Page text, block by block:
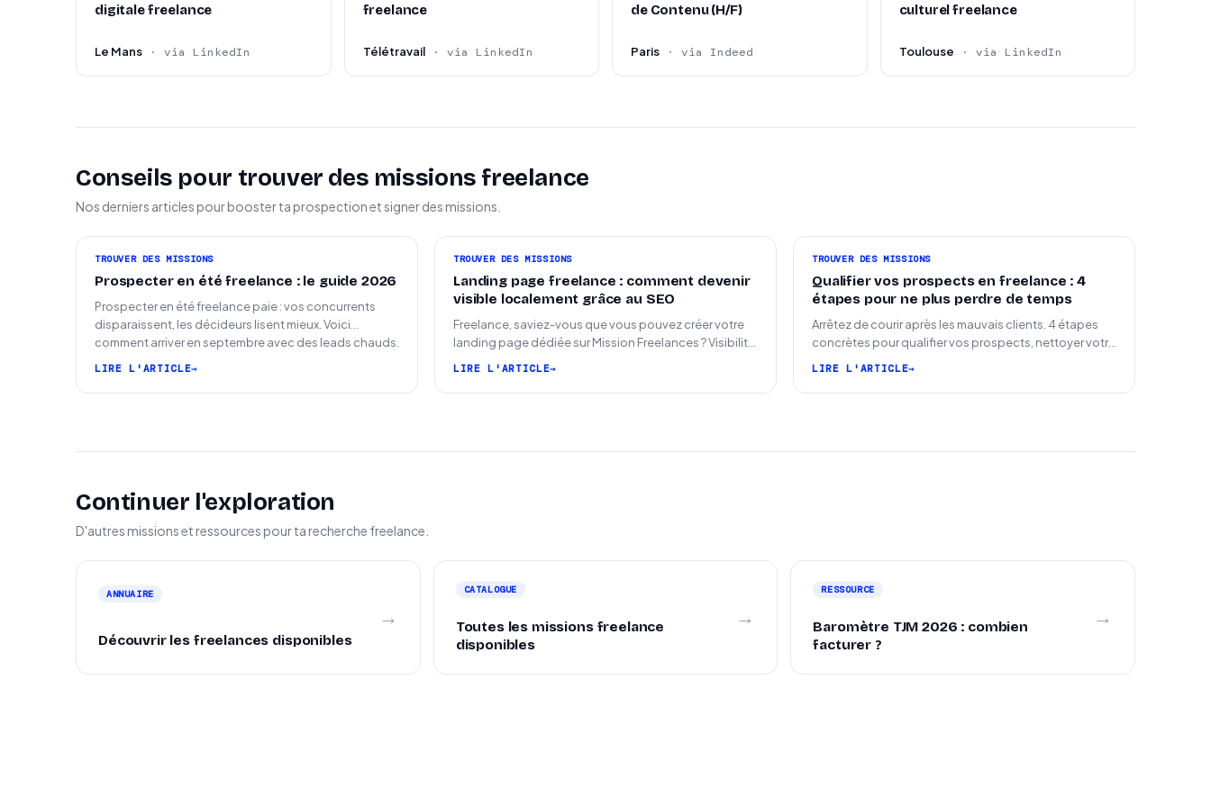
Capacité à évoluer dans un environnement exigeant et orienté image de marque.
digitale freelance
Le Mans · via LinkedIn
freelance
Télétravail · via LinkedIn
de Contenu (H/F)
Paris · via Indeed
culturel freelance
Toulouse · via LinkedIn
Conseils pour trouver des missions freelance
Nos derniers articles pour booster ta prospection et signer des missions.
TROUVER DES MISSIONS
Prospecter en été freelance : le guide 2026
Prospecter en été freelance paie : vos concurrents
disparaissent, les décideurs lisent mieux. Voici
comment arriver en septembre avec des leads chauds.
LIRE L'ARTICLE
TROUVER DES MISSIONS
Landing page freelance : comment devenir
visible localement grâce au SEO
Freelance, saviez-vous que vous pouvez créer votre
landing page dédiée sur Mission Freelances ? Visibilité
LIRE L'ARTICLE
TROUVER DES MISSIONS
Qualifier vos prospects en freelance : 4
étapes pour ne plus perdre de temps
Arrêtez de courir après les mauvais clients. 4 étapes
concrètes pour qualifier vos prospects, nettoyer votre
LIRE L'ARTICLE
Continuer l'exploration
D'autres missions et ressources pour ta recherche freelance.
ANNUAIRE
Découvrir les freelances disponibles
→
CATALOGUE
Toutes les missions freelance
disponibles
→
RESSOURCE
Baromètre TJM 2026 : combien
facturer ?
→